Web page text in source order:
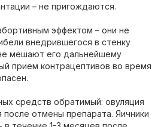
– не пригождаются.
эффектом – они не
внедрившегося в стенку
мешают его дальнейшему
прием контрацептивов во время
средств обратимый: овуляция
после отмены препарата. Яичники